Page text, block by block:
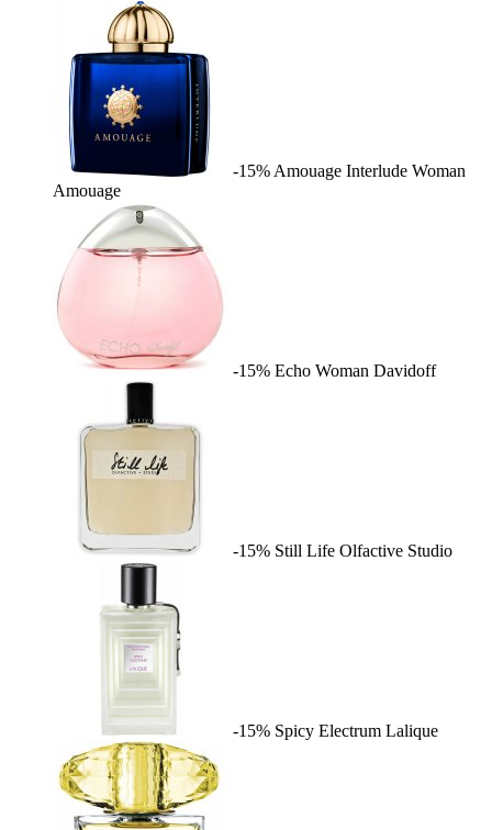
-15% Amouage Interlude Woman
Amouage
-15% Echo Woman Davidoff
-15% Still Life Olfactive Studio
-15% Spicy Electrum Lalique